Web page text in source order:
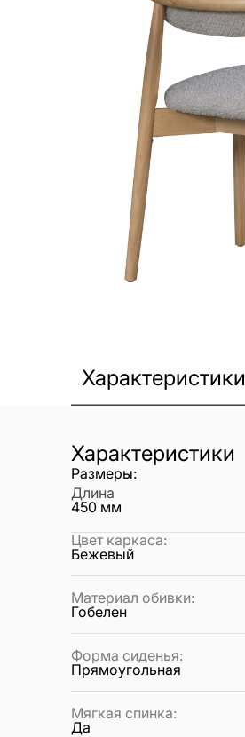
Характеристики
Характеристики
Размеры:
Длина
450 мм
Цвет каркаса:
Бежевый
Материал обивки:
Гобелен
Форма сиденья:
Прямоугольная
Мягкая спинка:
Да